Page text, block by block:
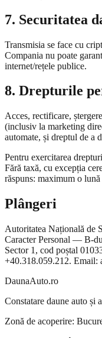
7. Securitatea
Transmisia se face cu
Compania nu poate
internet/rețele publice.
8. Drepturile
Acces, rectificare,
(inclusiv la marketing
automate, și dreptul de a
Pentru exercitarea
Fără taxă, cu excepția
răspuns: maximum o
Plângeri
Autoritatea Națională de
Caracter Personal — B-
Sector 1, cod poștal
+40.318.059.212. Email:
DaunaAuto.ro
Constatare daune auto și
Zonă de acoperire: